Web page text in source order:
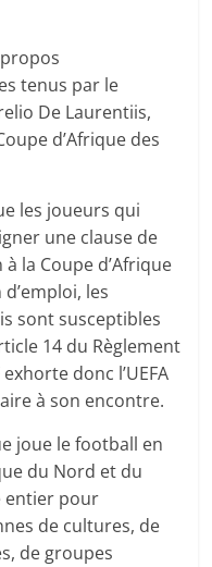
tenus par le
De Laurentiis,
d’Afrique des
les joueurs qui
une clause de
la Coupe d’Afrique
les
sont susceptibles
14 du Règlement
donc l’UEFA
à son encontre.
joue le football en
du Nord et du
entier pour
de cultures, de
de groupes